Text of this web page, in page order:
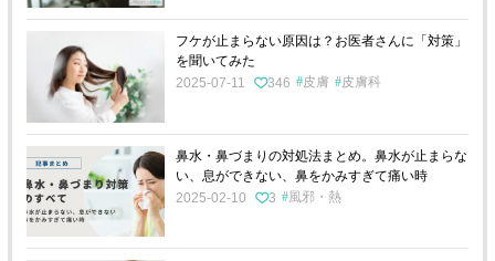
フケが止まらない原因は？お医者さんに「対策」
を聞いてみた
2025-07-11
346 皮膚 皮膚科
鼻水・鼻づまりの対処法まとめ。鼻水が止まらな
い、息ができない、鼻をかみすぎて痛い時
2025-02-10
3 風邪・熱